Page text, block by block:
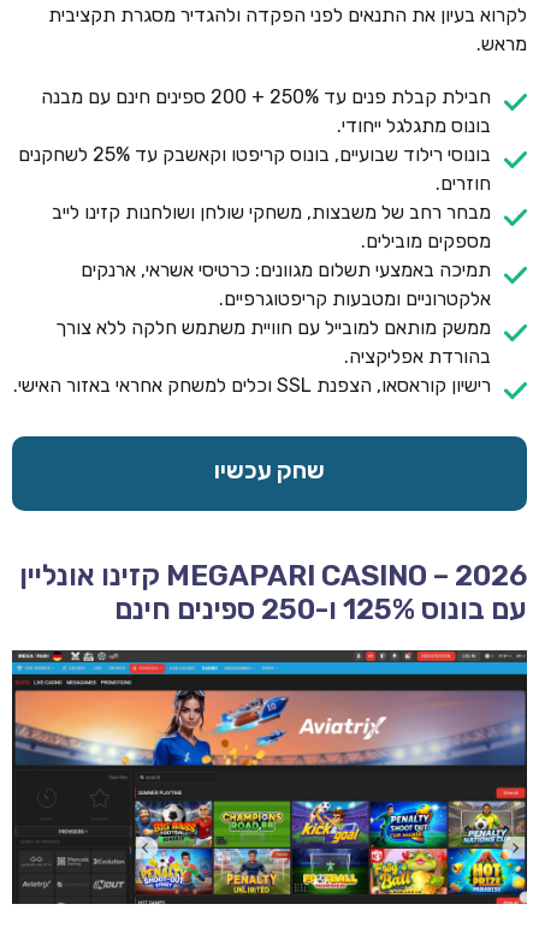
לקרוא בעיון את התנאים לפני הפקדה ולהגדיר מסגרת תקציבית
מראש.
חבילת קבלת פנים עד 250% + 200 ספינים חינם עם מבנה
בונוס מתגלגל ייחודי.
בונוסי רילוד שבועיים, בונוס קריפטו וקאשבק עד 25% לשחקנים
חוזרים.
מבחר רחב של משבצות, משחקי שולחן ושולחנות קזינו לייב
מספקים מובילים.
תמיכה באמצעי תשלום מגוונים: כרטיסי אשראי, ארנקים
אלקטרוניים ומטבעות קריפטוגרפיים.
ממשק מותאם למובייל עם חוויית משתמש חלקה ללא צורך
בהורדת אפליקציה.
רישיון קוראסאו, הצפנת SSL וכלים למשחק אחראי באזור האישי.
שחק עכשיו
MEGAPARI CASINO – 2026 קזינו אונליין
עם בונוס 125% ו-250 ספינים חינם